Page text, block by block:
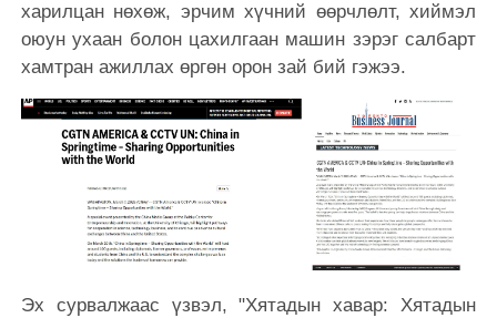
харилцан нөхөж, эрчим хүчний өөрчлөлт, хиймэл
оюун ухаан болон цахилгаан машин зэрэг салбарт
хамтран ажиллах өргөн орон зай бий гэжээ.
Эх сурвалжаас үзвэл, "Хятадын хавар: Хятадын